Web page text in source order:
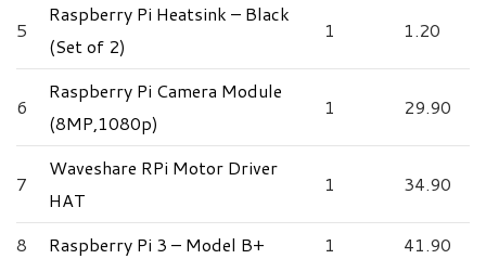
5
Raspberry Pi Heatsink – Black
(Set of 2)
1 1.20
6
Raspberry Pi Camera Module
(8MP,1080p)
1 29.90
7
Waveshare RPi Motor Driver
HAT
1 34.90
8 Raspberry Pi 3 – Model B+ 1
41.90